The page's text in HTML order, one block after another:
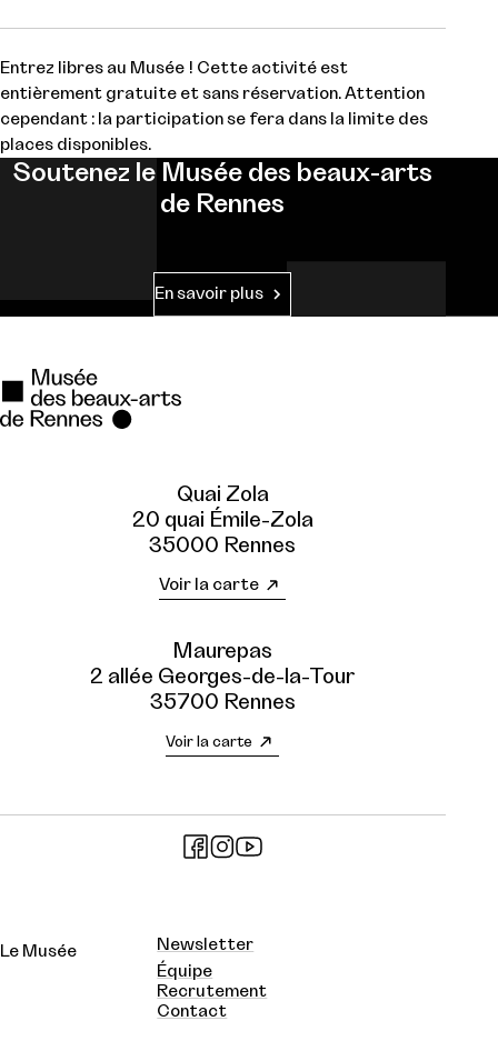
Entrez libres au Musée ! Cette activité est
entièrement gratuite et sans réservation. Attention
cependant : la participation se fera dans la limite des
places disponibles.
Soutenez le Musée des beaux-arts
de Rennes
En savoir plus
Quai Zola
20 quai Émile-Zola
35000 Rennes
Voir la carte
Maurepas
2 allée Georges-de-la-Tour
35700 Rennes
Voir la carte
Le Musée
Newsletter
Équipe
Recrutement
Contact